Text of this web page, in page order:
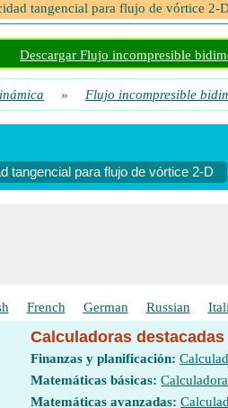
tangencial para flujo de vórtice 2-
Descargar Flujo incompresible
» Flujo incompresible
tangencial para flujo de vórtice 2-D
French German Russian
Calculadoras destacadas
Finanzas y planificación:
Matemáticas básicas:
Matemáticas avanzadas: